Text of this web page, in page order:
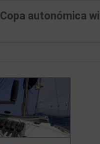
Copa autonómica